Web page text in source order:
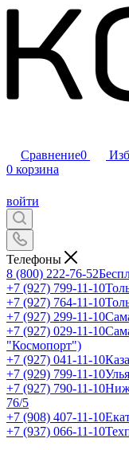
Сравнение0
0 корзина
войти
Телефоны
8 (800) 222-76-52
+7 (927) 799-11-10
+7 (927) 764-11-10
+7 (927) 299-11-10
+7 (927) 029-11-10
"Космопорт")
+7 (927) 041-11-10
+7 (929) 799-11-10
+7 (927) 790-11-10
76/5
+7 (908) 407-11-10
+7 (937) 066-11-10